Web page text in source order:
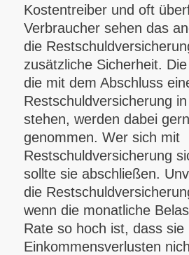
Kostentreiber und oft
Verbraucher sehen das
die
zusätzliche Sicherheit.
die mit dem Abschluss
Restschuldversicherung
stehen, werden dabei
genommen. Wer sich mit
Restschuldversicherung
sollte sie abschließen.
die
wenn die monatliche
Rate so hoch ist, dass sie
Einkommensverlusten